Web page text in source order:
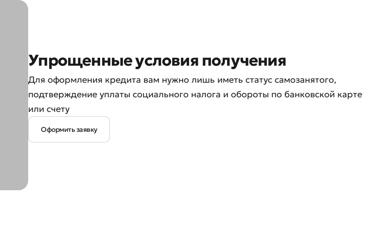
Упрощенные условия получения
Для оформления кредита вам нужно лишь иметь статус самозанятого,
подтверждение уплаты социального налога и обороты по банковской карте
или счету
Оформить заявку